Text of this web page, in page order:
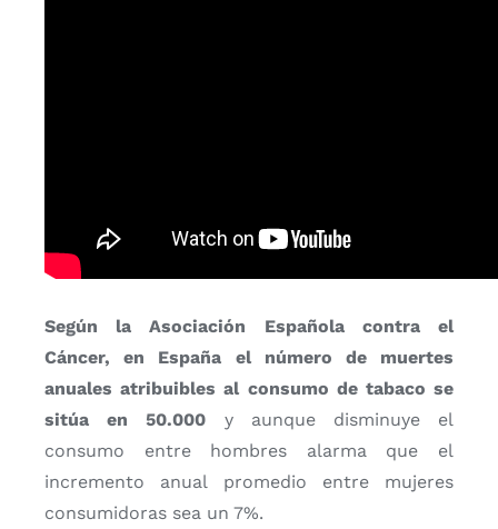
Según la Asociación Española contra el
Cáncer, en España el número de muertes
anuales atribuibles al consumo de tabaco se
sitúa en 50.000 y aunque disminuye el
consumo entre hombres alarma que el
incremento anual promedio entre mujeres
consumidoras sea un 7%.